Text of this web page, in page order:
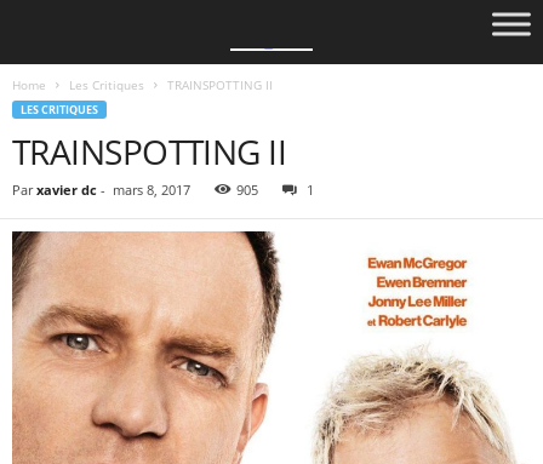
Home Les Critiques TRAINSPOTTING II
LES CRITIQUES
TRAINSPOTTING II
Par xavier dc - mars 8, 2017 905 1